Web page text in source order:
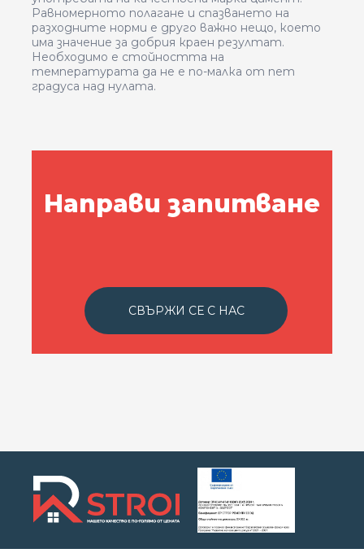
Равномерното полагане и спазването на
разходните норми е друго важно нещо, което
има значение за добрия краен резултат.
Необходимо е стойността на
температурата да не е по-малка от пет
градуса над нулата.
Направи запитване
СВЪРЖИ СЕ С НАС